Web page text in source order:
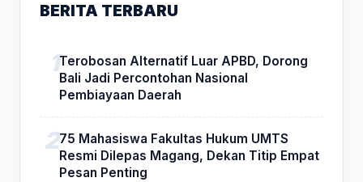
BERITA TERBARU
Terobosan Alternatif Luar APBD, Dorong
Bali Jadi Percontohan Nasional
Pembiayaan Daerah
75 Mahasiswa Fakultas Hukum UMTS
Resmi Dilepas Magang, Dekan Titip Empat
Pesan Penting